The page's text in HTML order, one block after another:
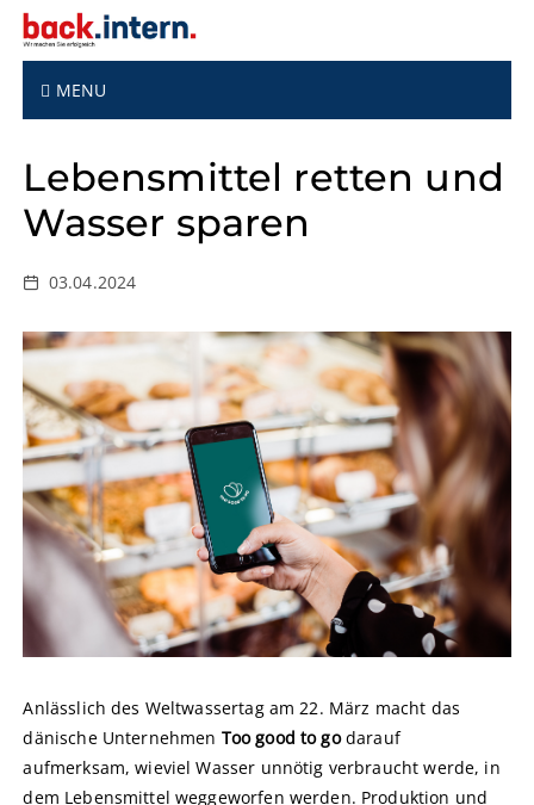
MENU
Lebensmittel retten und
Wasser sparen
03.04.2024
Anlässlich des Weltwassertag am 22. März macht das
dänische Unternehmen Too good to godarauf
aufmerksam, wieviel Wasser unnötig verbraucht werde, in
dem Lebensmittel weggeworfen werden. Produktion und